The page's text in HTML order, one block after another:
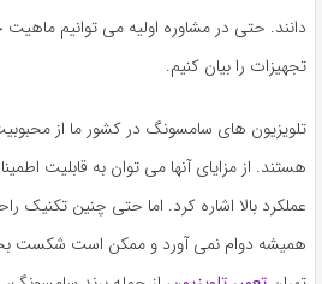
دانند. حتی در مشاوره اولیه می توانیم
تجهیزات را بیان کنیم.
تلویزیون های سامسونگ در کشور ما از
هستند. از مزایای آنها می توان به قابلیت
عملکرد بالا اشاره کرد. اما حتی چنین تکنیک
همیشه دوام نمی آورد و ممکن است شکست